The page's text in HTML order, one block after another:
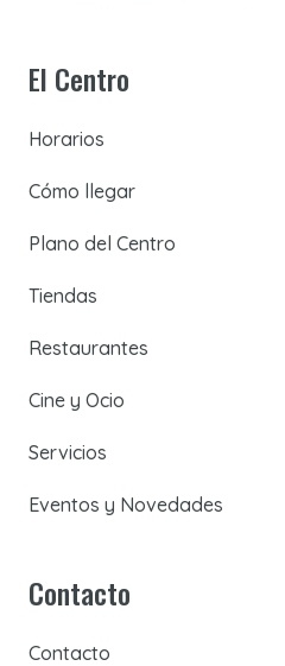
El Centro
Horarios
Cómo llegar
Plano del Centro
Tiendas
Restaurantes
Cine y Ocio
Servicios
Eventos y Novedades
Contacto
Contacto